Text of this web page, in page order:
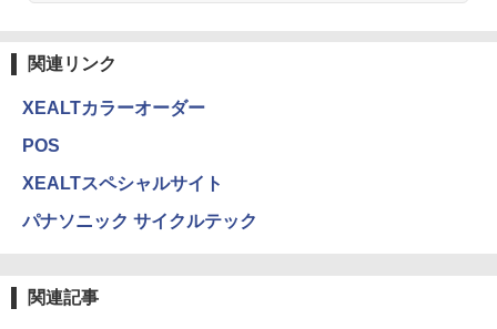
関連リンク
XEALTカラーオーダー
POS
XEALTスペシャルサイト
パナソニック サイクルテック
関連記事